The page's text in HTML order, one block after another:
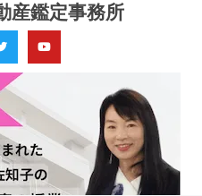
産鑑定事務所